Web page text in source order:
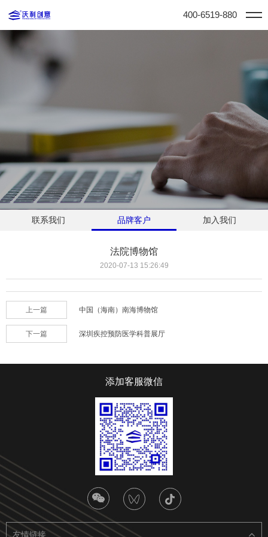
400-6519-880
联系我们 品牌客户 加入我们
法院博物馆
2020-07-13 15:26:49
上一篇 中国（海南）南海博物馆
下一篇 深圳疾控预防医学科普展厅
添加客服微信
友情链接